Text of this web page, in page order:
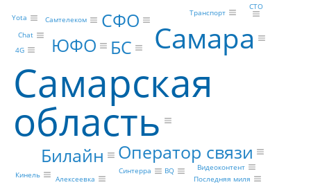
Самарская
область
Самара
Билайн
БС
Оператор связи
ЮФО
СФО
Синтерра
Самтелеком
Yota
BQ
Chat
Видеоконтент
4G
Кинель Алексеевка Последняя миля
CTO
Транспорт